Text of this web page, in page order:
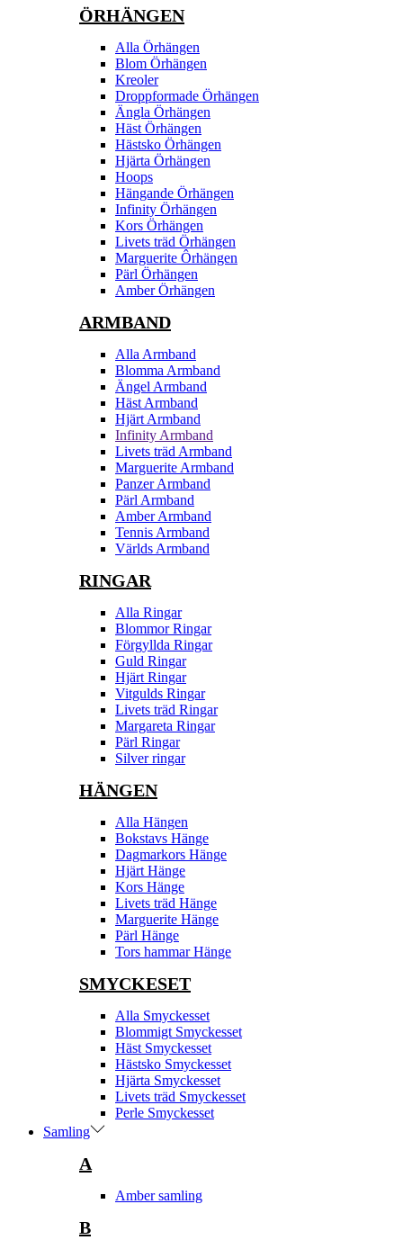
ÖRHÄNGEN
Alla Örhängen
Blom Örhängen
Kreoler
Droppformade Örhängen
Ängla Örhängen
Häst Örhängen
Hästsko Örhängen
Hjärta Örhängen
Hoops
Hängande Örhängen
Infinity Örhängen
Kors Örhängen
Livets träd Örhängen
Marguerite Ôrhängen
Pärl Örhängen
Amber Örhängen
ARMBAND
Alla Armband
Blomma Armband
Ängel Armband
Häst Armband
Hjärt Armband
Infinity Armband
Livets träd Armband
Marguerite Armband
Panzer Armband
Pärl Armband
Amber Armband
Tennis Armband
Världs Armband
RINGAR
Alla Ringar
Blommor Ringar
Förgyllda Ringar
Guld Ringar
Hjärt Ringar
Vitgulds Ringar
Livets träd Ringar
Margareta Ringar
Pärl Ringar
Silver ringar
HÄNGEN
Alla Hängen
Bokstavs Hänge
Dagmarkors Hänge
Hjärt Hänge
Kors Hänge
Livets träd Hänge
Marguerite Hänge
Pärl Hänge
Tors hammar Hänge
SMYCKESET
Alla Smyckesset
Blommigt Smyckesset
Häst Smyckesset
Hästsko Smyckesset
Hjärta Smyckesset
Livets träd Smyckesset
Perle Smyckesset
Samling
A
Amber samling
B